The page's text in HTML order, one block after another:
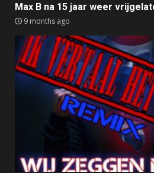
Max B na 15 jaar weer
9 months ago